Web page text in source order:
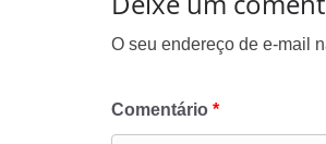
O seu endereço de e-mail
Comentário *